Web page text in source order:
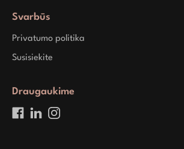
Svarbūs
Privatumo politika
Susisiekite
Draugaukime